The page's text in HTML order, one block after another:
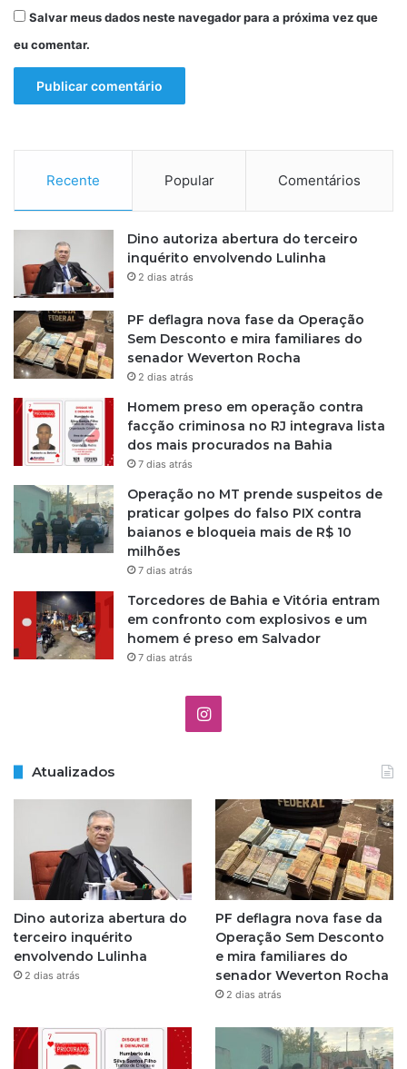
Salvar meus dados neste navegador para a próxima vez que
eu comentar.
Recente Popular Comentários
Dino autoriza abertura do terceiro
inquérito envolvendo Lulinha
2 dias atrás
PF deflagra nova fase da Operação
Sem Desconto e mira familiares do
senador Weverton Rocha
2 dias atrás
Homem preso em operação contra
facção criminosa no RJ integrava lista
dos mais procurados na Bahia
7 dias atrás
Operação no MT prende suspeitos de
praticar golpes do falso PIX contra
baianos e bloqueia mais de R$ 10
milhões
7 dias atrás
Torcedores de Bahia e Vitória entram
em confronto com explosivos e um
homem é preso em Salvador
7 dias atrás
I
t
a
g
r
a
m
Atualizados
Dino autoriza abertura do
terceiro inquérito
envolvendo Lulinha
2 dias atrás
PF deflagra nova fase da
Operação Sem Desconto
e mira familiares do
senador Weverton Rocha
2 dias atrás